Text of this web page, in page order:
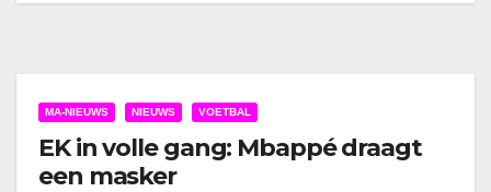
MA-NIEUWS NIEUWS VOETBAL
EK in volle gang: Mbappé draagt
een masker